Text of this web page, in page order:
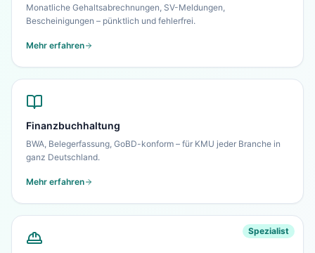
Monatliche Gehaltsabrechnungen, SV-Meldungen,
Bescheinigungen – pünktlich und fehlerfrei.
Mehr erfahren
Finanzbuchhaltung
BWA, Belegerfassung, GoBD-konform – für KMU jeder Branche in
ganz Deutschland.
Mehr erfahren
Spezialist